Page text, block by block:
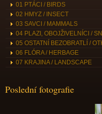
01 PTÁCI / BIRDS
02 HMYZ / INSECT
03 SAVCI / MAMMALS
04 PLAZI, OBOJŽIVELNÍCI /
05 OSTATNÍ BEZOBRATLÍ /
06 FLÓRA / HERBAGE
07 KRAJINA / LANDSCAPE
Poslední fotografie